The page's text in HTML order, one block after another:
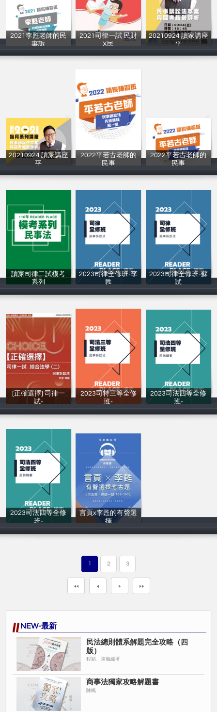
2021李甦老師的民
事訴
讀家補習班
2021司律一試 民財
X民
讀家補習班
20210924 讀家講座
平
讀家補習班
20210924 讀家講座
平
讀家補習班
2022平若古老師的
民事
讀家補習班
2022平若古老師的
民事
讀家補習班
讀家司律二試模考
系列
讀家補習班
2023司律全修班-李
甦
讀家補習班
2023司律全修班-蘇
試
讀家補習班
[正確選擇] 司律一
試-
周瑜
2023司特三等全修
班-
李甦
2023司法四等全修
班-
李甦
2023司法四等全修
班-
平若古
言頁x李甦的有聲選
擇
言頁、李甦
1 2 3
NEW-最新
民法總則體系解題完全攻略（四
版）
程穎、陳楓編著
商事法獨家攻略解題書
陳楓